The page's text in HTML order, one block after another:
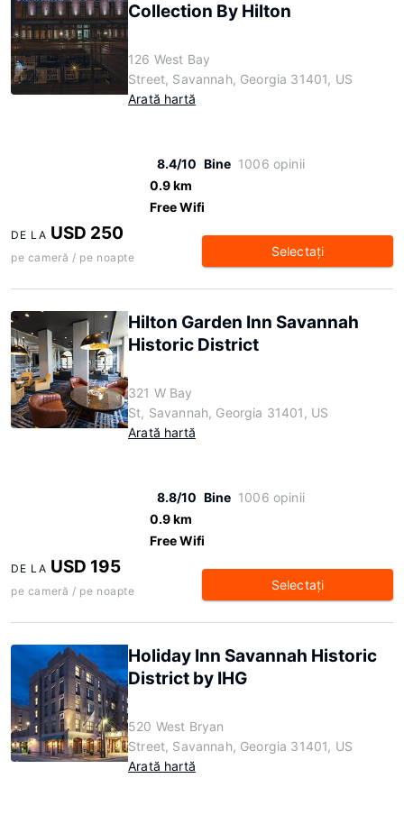
Collection By Hilton
126 West Bay
Street, Savannah, Georgia 31401, US
Arată hartă
8.4/10 Bine 1006 opinii
0.9 km
Free Wifi
DE LA USD 250
pe cameră / pe noapte Selectaţi
Hilton Garden Inn Savannah
Historic District
321 W Bay
St, Savannah, Georgia 31401, US
Arată hartă
8.8/10 Bine 1006 opinii
0.9 km
Free Wifi
DE LA USD 195
pe cameră / pe noapte Selectaţi
Holiday Inn Savannah Historic
District by IHG
520 West Bryan
Street, Savannah, Georgia 31401, US
Arată hartă